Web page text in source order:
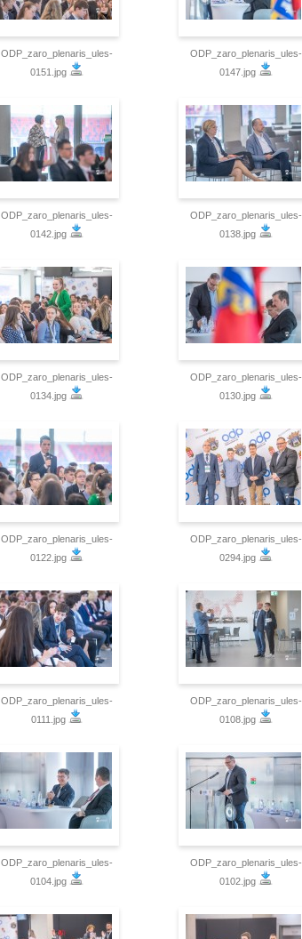
ODP_zaro_plenaris_ules-
0151.jpg
ODP_zaro_plenaris_ules-
0147.jpg
ODP_zaro_plenaris_ules-
0142.jpg
ODP_zaro_plenaris_ules-
0138.jpg
ODP_zaro_plenaris_ules-
0134.jpg
ODP_zaro_plenaris_ules-
0130.jpg
ODP_zaro_plenaris_ules-
0122.jpg
ODP_zaro_plenaris_ules-
0294.jpg
ODP_zaro_plenaris_ules-
0111.jpg
ODP_zaro_plenaris_ules-
0108.jpg
ODP_zaro_plenaris_ules-
0104.jpg
ODP_zaro_plenaris_ules-
0102.jpg